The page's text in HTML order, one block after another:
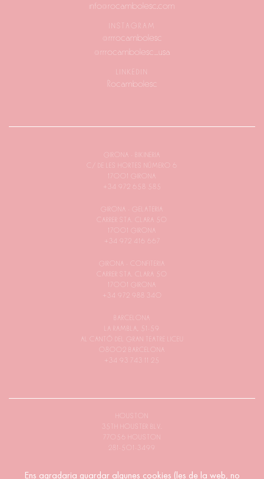
info@rocambolesc.com
INSTAGRAM
@rrrocambolesc
@rrrocambolesc_usa
LINKEDIN
Rocambolesc
GIRONA - BIKINERIA
C/ DE LES HORTES NÚMERO 6
17001 GIRONA
+34 972 658 585
GIRONA - GELATERIA
CARRER STA. CLARA 50
17001 GIRONA
+34 972 416 667
GIRONA - CONFITERIA
CARRER STA. CLARA 50
17001 GIRONA
+34 972 988 340
BARCELONA
LA RAMBLA, 51-59
AL CANTÓ DEL GRAN TEATRE LICEU
08002 BARCELONA
+34 93 743 11 25
35TH HOUSTER BLV.
77056 HOUSTON
281-501-3499
Ens agradaria guardar algunes cookies (les de la web, no